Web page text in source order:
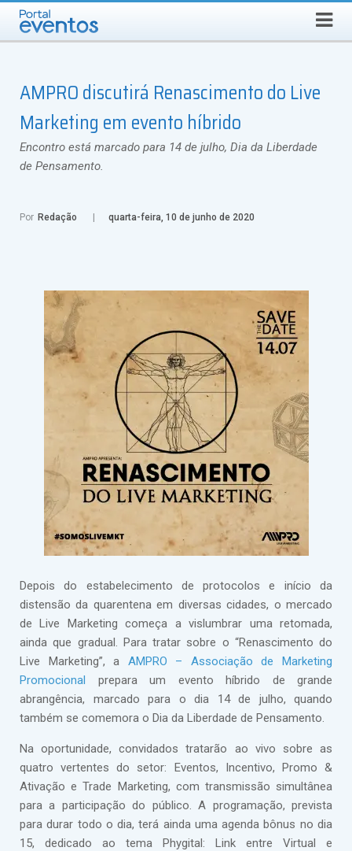
Select Language ▼
AMPRO discutirá Renascimento do Live
Marketing em evento híbrido
Encontro está marcado para 14 de julho, Dia da Liberdade
de Pensamento.
Por Redação quarta-feira, 10 de junho de 2020
Depois do estabelecimento de protocolos e início da
distensão da quarentena em diversas cidades, o mercado
de Live Marketing começa a vislumbrar uma retomada,
ainda que gradual. Para tratar sobre o “Renascimento do
Live Marketing”, a AMPRO – Associação de Marketing
Promocional prepara um evento híbrido de grande
abrangência, marcado para o dia 14 de julho, quando
também se comemora o Dia da Liberdade de Pensamento.
Na oportunidade, convidados tratarão ao vivo sobre as
quatro vertentes do setor: Eventos, Incentivo, Promo &
Ativação e Trade Marketing, com transmissão simultânea
para a participação do público. A programação, prevista
para durar todo o dia, terá ainda uma agenda bônus no dia
15, dedicado ao tema Phygital: Link entre Virtual e